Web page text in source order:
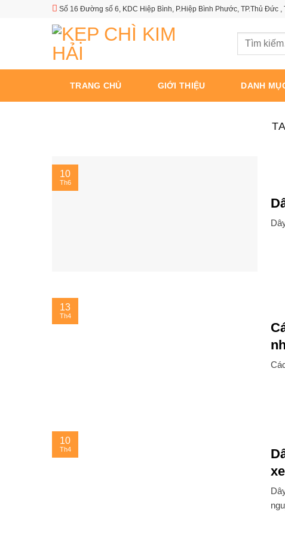
Số 16 Đường số 6, KDC Hiệp Bình, P.Hiệp Bình Phước, TP.Thủ Đức ,
Tìm
kiếm:
TRANG CHỦ GIỚI THIỆU DANH
10
Th6
13
Th4
10
Th4